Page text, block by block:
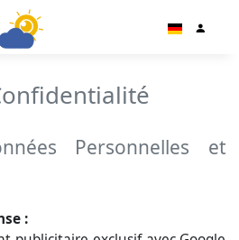
Personnelles et
: